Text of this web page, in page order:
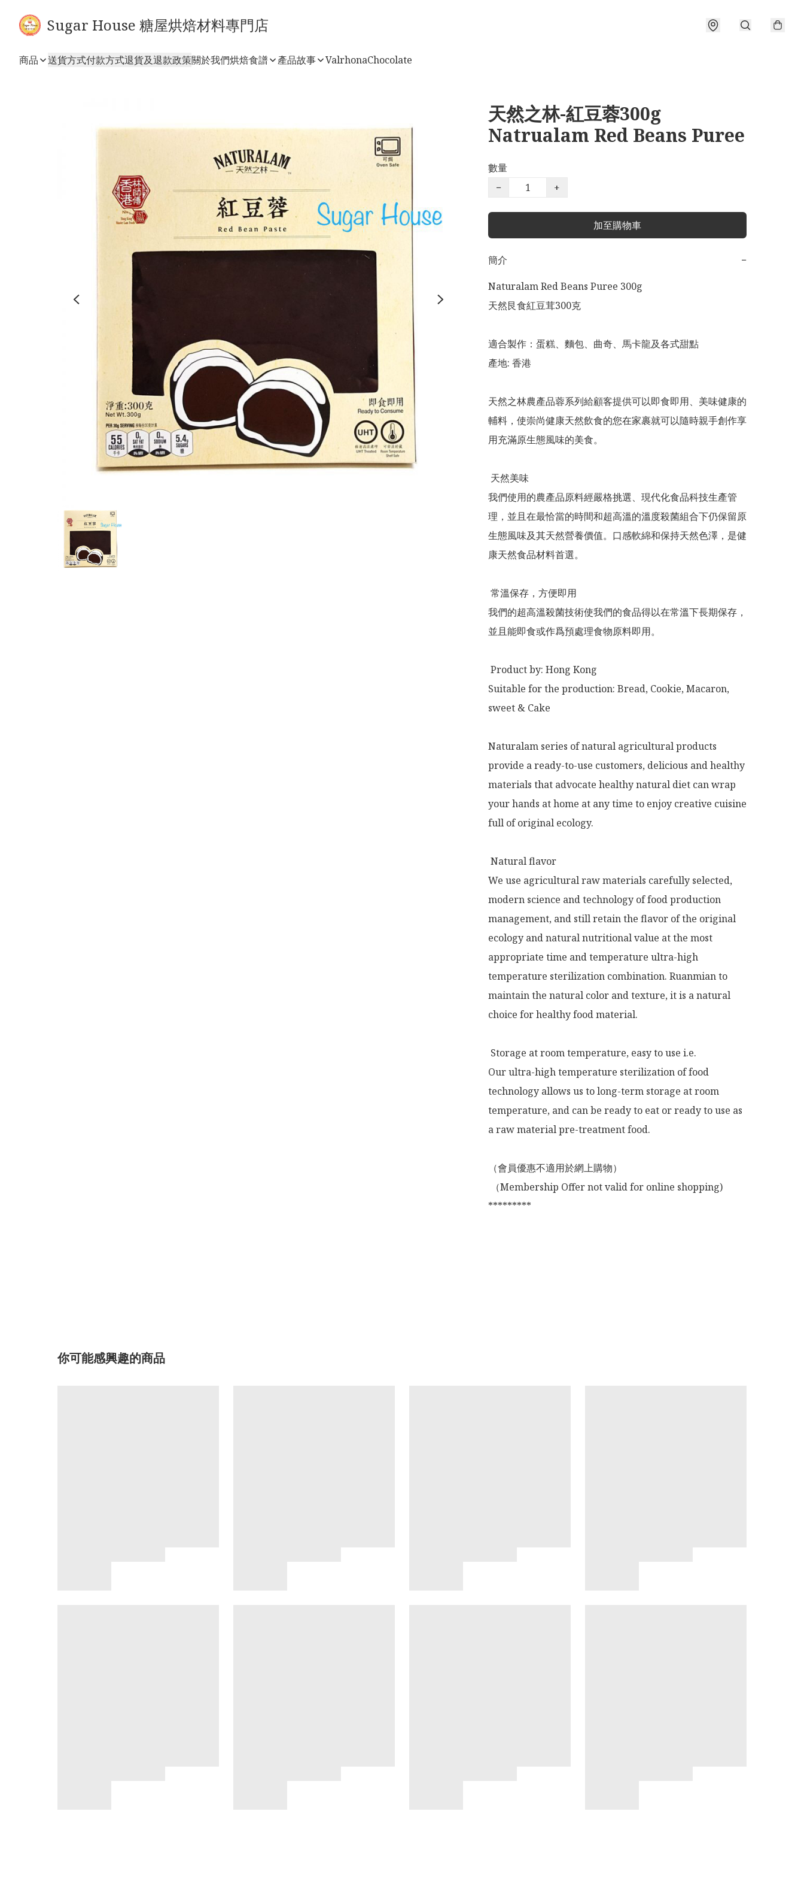
Sugar House 糖屋烘焙材料專門店
商品 送貨方式付款方式退貨及退款政策關於我們烘焙食譜 產品故事 ValrhonaChocolate
天然之林-紅豆蓉300g
Natrualam Red Beans Puree
數量
−
+
加至購物車
簡介
−
Naturalam Red Beans Puree 300g
天然艮食紅豆茸300克
適合製作：蛋糕、麵包、曲奇、馬卡龍及各式甜點
產地: 香港
天然之林農產品蓉系列給顧客提供可以即食即用、美味健康的
輔料，使崇尚健康天然飲食的您在家裹就可以隨時親手創作享
用充滿原生態風味的美食。
我們使用的農產品原料經嚴格挑選、現代化食品科技生產管
理，並且在最恰當的時間和超高溫的溫度殺菌組合下仍保留原
生態風味及其天然營養價值。口感軟綿和保持天然色澤，是健
康天然食品材料首選。
我們的超高溫殺菌技術使我們的食品得以在常溫下長期保存，
並且能即食或作爲預處理食物原料即用。
Suitable for the production: Bread, Cookie, Macaron,
sweet & Cake
Naturalam series of natural agricultural products
provide a ready-to-use customers, delicious and healthy
materials that advocate healthy natural diet can wrap
your hands at home at any time to enjoy creative cuisine
full of original ecology.
Natural flavor
We use agricultural raw materials carefully selected,
modern science and technology of food production
management, and still retain the flavor of the original
ecology and natural nutritional value at the most
appropriate time and temperature ultra-high
temperature sterilization combination. Ruanmian to
maintain the natural color and texture, it is a natural
choice for healthy food material.
Storage at room temperature, easy to use i.e.
Our ultra-high temperature sterilization of food
technology allows us to long-term storage at room
temperature, and can be ready to eat or ready to use as
a raw material pre-treatment food.
（會員優惠不適用於網上購物）
*********
你可能感興趣的商品